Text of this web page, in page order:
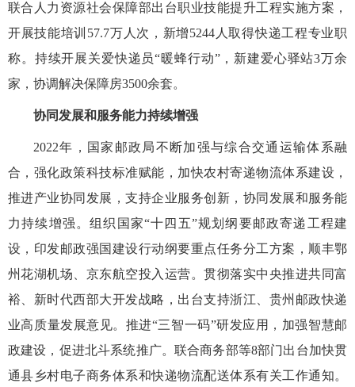
联合人力资源社会保障部出台职业技能提升工程实施方案，
开展技能培训57.7万人次，新增5244人取得快递工程专业职
称。持续开展关爱快递员“暖蜂行动”，新建爱心驿站3万余
家，协调解决保障房3500余套。
协同发展和服务能力持续增强
2022年，国家邮政局不断加强与综合交通运输体系融
合，强化政策科技标准赋能，加快农村寄递物流体系建设，
推进产业协同发展，支持企业服务创新，协同发展和服务能
力持续增强。组织国家“十四五”规划纲要邮政寄递工程建
设，印发邮政强国建设行动纲要重点任务分工方案，顺丰鄂
州花湖机场、京东航空投入运营。贯彻落实中央推进共同富
裕、新时代西部大开发战略，出台支持浙江、贵州邮政快递
业高质量发展意见。推进“三智一码”研发应用，加强智慧邮
政建设，促进北斗系统推广。联合商务部等8部门出台加快贯
通县乡村电子商务体系和快递物流配送体系有关工作通知。